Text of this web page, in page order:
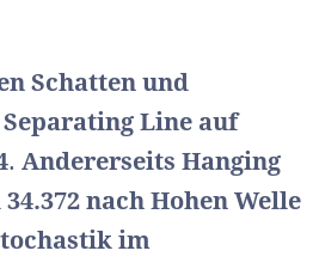
Schatten und
Line auf
. Andererseits Hanging
nach Hohen Welle
im